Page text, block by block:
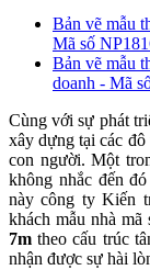
Bản vẽ mẫu
Mã số
Bản vẽ mẫu
doanh - Mã
Cùng với sự phát
xây dựng tại các đô
con người. Một
không nhắc đến
này công ty Kiến
khách mẫu nhà
7m theo cấu trúc
nhận được sự hài